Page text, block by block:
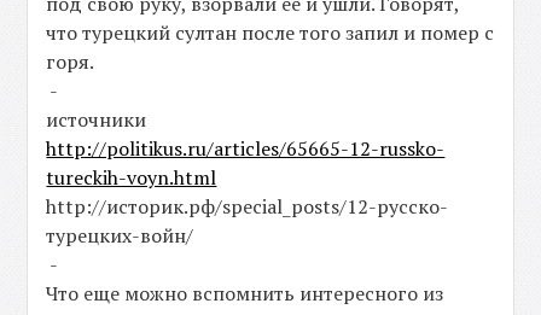
что турецкий султан после того запил и помер с
горя.
-
источники
http://politikus.ru/articles/65665-12-russko-
tureckih-voyn.html
http://историк.рф/special_posts/12-русско-
турецких-войн/
-
Что еще можно вспомнить интересного из